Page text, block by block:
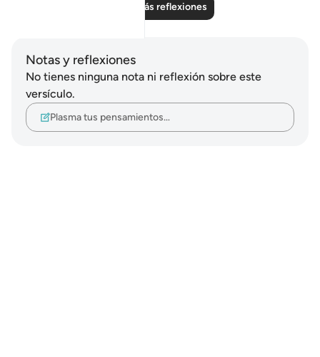
Leer más reflexiones
Notas y reflexiones
No tienes ninguna nota ni reflexión sobre este
versículo.
Plasma tus pensamientos…